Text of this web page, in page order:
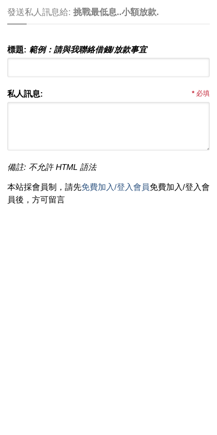
發送私人訊息給: 挑戰最低息..小額放款.
標題: 範例：請與我聯絡借錢/放款事宜
*必填
私人訊息:
備註: 不允許 HTML 語法
本站採會員制，請先免費加入/登入會員免費加入/登入會
員後，方可留言